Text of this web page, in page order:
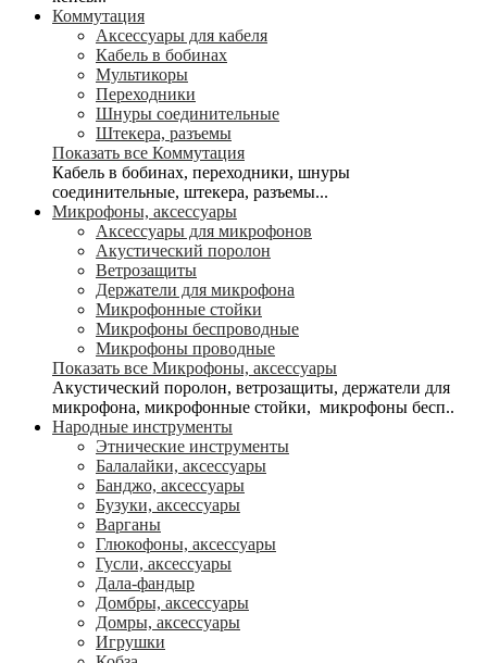
Коммутация
Аксессуары для кабеля
Кабель в бобинах
Мультикоры
Переходники
Шнуры соединительные
Штекера, разъемы
Показать все Коммутация
Кабель в бобинах, переходники, шнуры
соединительные, штекера, разъемы...
Микрофоны, аксессуары
Аксессуары для микрофонов
Акустический поролон
Ветрозащиты
Держатели для микрофона
Микрофонные стойки
Микрофоны беспроводные
Микрофоны проводные
Показать все Микрофоны, аксессуары
Акустический поролон, ветрозащиты, держатели для
микрофона, микрофонные стойки, микрофоны бесп..
Народные инструменты
Этнические инструменты
Балалайки, аксессуары
Банджо, аксессуары
Бузуки, аксессуары
Варганы
Глюкофоны, аксессуары
Гусли, аксессуары
Дала-фандыр
Домбры, аксессуары
Домры, аксессуары
Игрушки